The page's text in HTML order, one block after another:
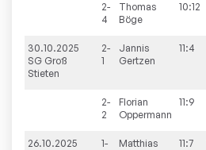
2-
4
Thomas
Böge
10:12
30.10.2025
SG Groß
Stieten
2-
1
Jannis
Gertzen
11:4
2-
2
Florian
Oppermann
11:9
26.10.2025
1-
Matthias
11:7